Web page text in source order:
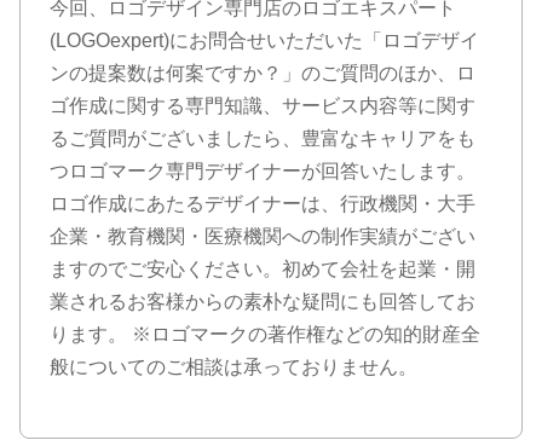
今回、ロゴデザイン専門店のロゴエキスパート
(LOGOexpert)にお問合せいただいた「ロゴデザイ
ンの提案数は何案ですか？」のご質問のほか、ロ
ゴ作成に関する専門知識、サービス内容等に関す
るご質問がございましたら、豊富なキャリアをも
つロゴマーク専門デザイナーが回答いたします。
ロゴ作成にあたるデザイナーは、行政機関・大手
企業・教育機関・医療機関への制作実績がござい
ますのでご安心ください。初めて会社を起業・開
業されるお客様からの素朴な疑問にも回答してお
ります。 ※ロゴマークの著作権などの知的財産全
般についてのご相談は承っておりません。